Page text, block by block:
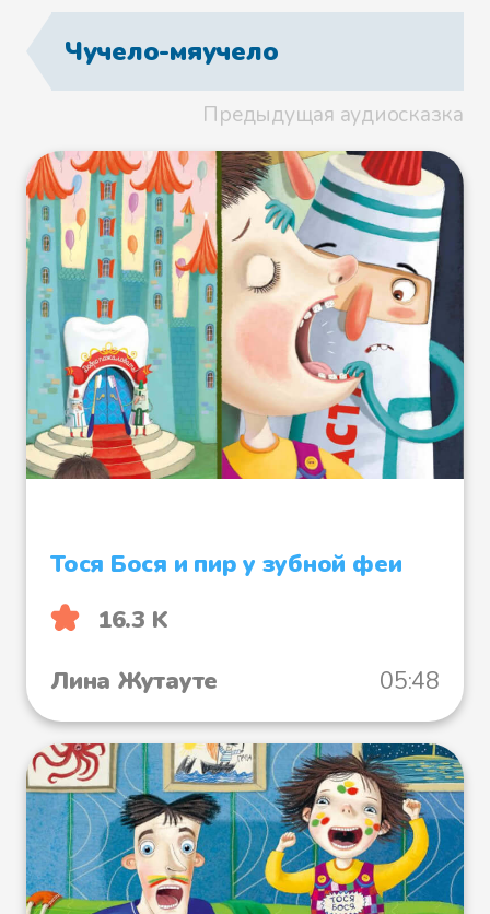
Чучело-мяучело
Предыдущая аудиосказка
Тося Бося и пир у зубной феи
16.3 K
Лина Жутауте
05:48